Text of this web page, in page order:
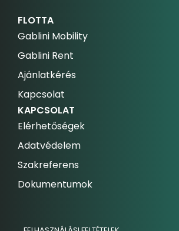
FLOTTA
Gablini Mobility
Gablini Rent
Ajánlatkérés
Kapcsolat
KAPCSOLAT
Elérhetőségek
Adatvédelem
Szakreferens
Dokumentumok